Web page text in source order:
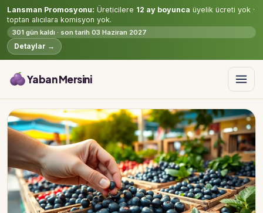
Lansman Promosyonu: Üreticilere 12 ay boyunca üyelik ücreti yok ·
toptan alıcılara komisyon yok.
301 gün kaldı · son tarih 03 Haziran 2027
Detaylar →
Yaban Mersini